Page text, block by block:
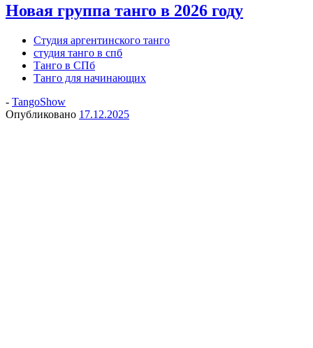
Новая группа танго в 2026 году
Студия аргентинского танго
студия танго в спб
Танго в СПб
Танго для начинающих
- TangoShow
Опубликовано 17.12.2025